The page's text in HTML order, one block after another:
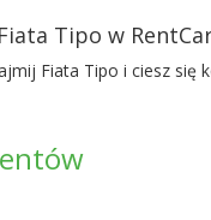
Tipo w
Fiata Tipo i ciesz